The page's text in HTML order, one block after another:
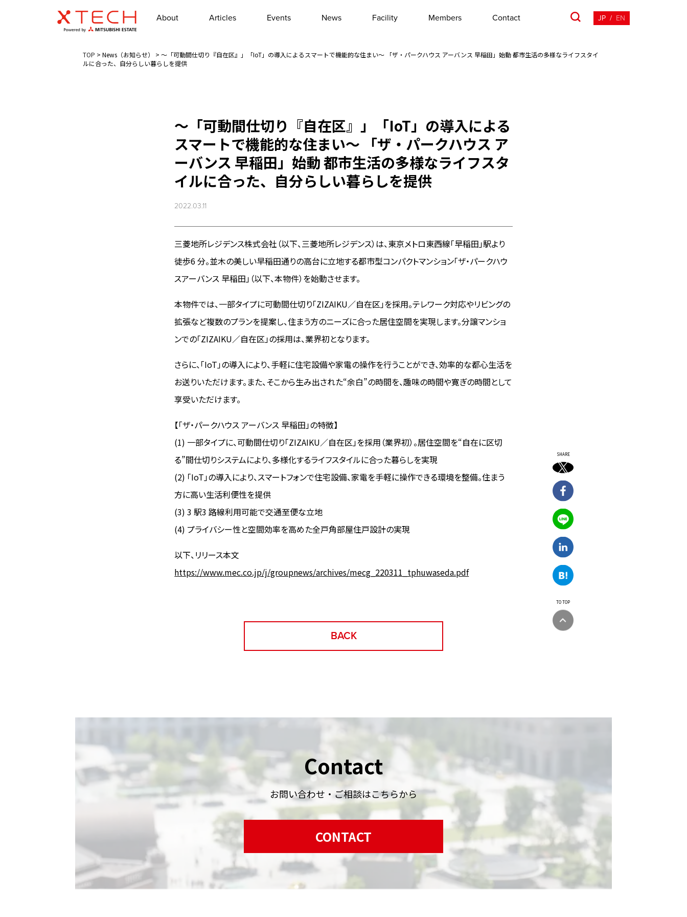
About Articles Events News Facility Members Contact JP / EN
TOP > News（お知らせ） > ～「可動間仕切り『自在区』」「IoT」の導入によるスマートで機能的な住まい～ 「ザ・パークハウス アーバンス 早稲田」始動 都市生活の多様なライフスタイ
ルに合った、自分らしい暮らしを提供
SHARE
TO TOP
～「可動間仕切り『自在区』」「IoT」の導入による
スマートで機能的な住まい～ 「ザ・パークハウス ア
ーバンス 早稲田」始動 都市生活の多様なライフスタ
イルに合った、自分らしい暮らしを提供
2022.03.11
三菱地所レジデンス株式会社（以下、三菱地所レジデンス）は、東京メトロ東西線「早稲田」駅より
徒歩6 分。並木の美しい早稲田通りの高台に立地する都市型コンパクトマンション「ザ・パークハウ
スアーバンス 早稲田」（以下、本物件）を始動させます。
本物件では、一部タイプに可動間仕切り「ZIZAIKU／自在区」を採用。テレワーク対応やリビングの
拡張など複数のプランを提案し、住まう方のニーズに合った居住空間を実現します。分譲マンショ
ンでの「ZIZAIKU／自在区」の採用は、業界初となります。
さらに、「IoT」の導入により、手軽に住宅設備や家電の操作を行うことができ、効率的な都心生活を
お送りいただけます。また、そこから生み出された“余白”の時間を、趣味の時間や寛ぎの時間として
享受いただけます。
【「ザ・パークハウス アーバンス 早稲田」の特徴】
(1) 一部タイプに、可動間仕切り「ZIZAIKU／自在区」を採用（業界初）。居住空間を“自在に区切
る”間仕切りシステムにより、多様化するライフスタイルに合った暮らしを実現
(2) 「IoT」の導入により、スマートフォンで住宅設備、家電を手軽に操作できる環境を整備。住まう
方に高い生活利便性を提供
(3) 3 駅3 路線利用可能で交通至便な立地
(4) プライバシー性と空間効率を高めた全戸角部屋住戸設計の実現
以下、リリース本文
https://www.mec.co.jp/j/groupnews/archives/mecg_220311_tphuwaseda.pdf
BACK
Contact
お問い合わせ・ご相談はこちらから
CONTACT